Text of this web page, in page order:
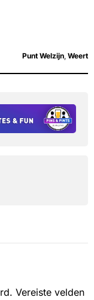
Punt Welzijn Weert
Vereiste velden